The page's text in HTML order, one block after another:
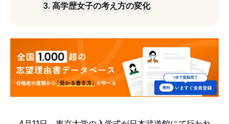
3. 高学歴女子の考え方の変化